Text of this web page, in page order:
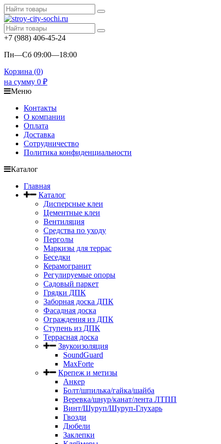
+7 (988) 406-45-24
Пн—Сб 09:00—18:00
Корзина (0)
на сумму 0 ₽
Меню
Контакты
О компании
Оплата
Доставка
Сотрудничество
Политика конфиденциальности
Каталог
Главная
Каталог
Дисперсные клеи
Цементные клеи
Вентиляция
Средства по уходу
Перголы
Маркизы для террас
Беседки
Керамогранит
Регулируемые опоры
Садовый паркет
Грядки ДПК
Заборная доска ДПК
Фасадная доска
Ограждения из ДПК
Ступень из ДПК
Террасная доска
Звукоизоляция
SoundGuard
MaxForte
Крепеж и метизы
Анкер
Болт/шпилька/гайка/шайба
Веревка/шнур/канат/лента ЛТПП
Винт/Шуруп/Шуруп-Глухарь
Гвозди
Дюбели
Заклепки